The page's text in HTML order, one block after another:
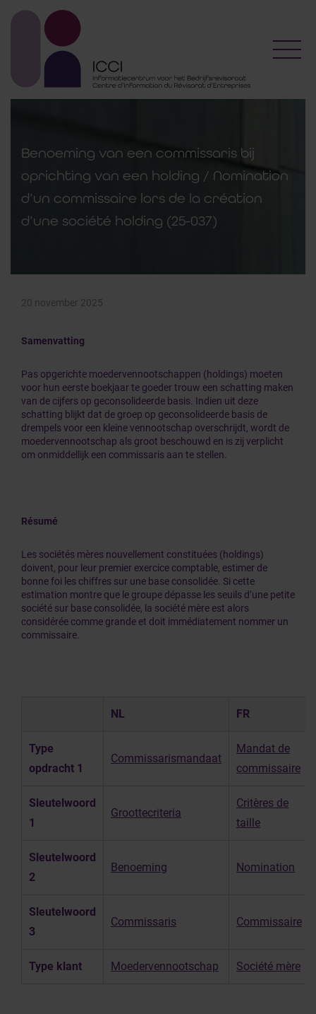
Benoeming van een commissaris bij
oprichting van een holding / Nomination
d’un commissaire lors de la création
d’une société holding (25-037)
20 november 2025
Samenvatting
Pas opgerichte moedervennootschappen (holdings) moeten
voor hun eerste boekjaar te goeder trouw een schatting maken
van de cijfers op geconsolideerde basis. Indien uit deze
schatting blijkt dat de groep op geconsolideerde basis de
drempels voor een kleine vennootschap overschrijdt, wordt de
moedervennootschap als groot beschouwd en is zij verplicht
om onmiddellijk een commissaris aan te stellen.
Résumé
Les sociétés mères nouvellement constituées (holdings)
doivent, pour leur premier exercice comptable, estimer de
bonne foi les chiffres sur une base consolidée. Si cette
estimation montre que le groupe dépasse les seuils d’une petite
société sur base consolidée, la société mère est alors
considérée comme grande et doit immédiatement nommer un
commissaire.
NL FR
Type
opdracht 1
Commissarismandaat
Mandat de
commissaire
Sleutelwoord
1
Groottecriteria
Critères de
taille
Sleutelwoord
2
Benoeming Nomination
Sleutelwoord
3
Commissaris Commissaire
Type klant Moedervennootschap Société mère